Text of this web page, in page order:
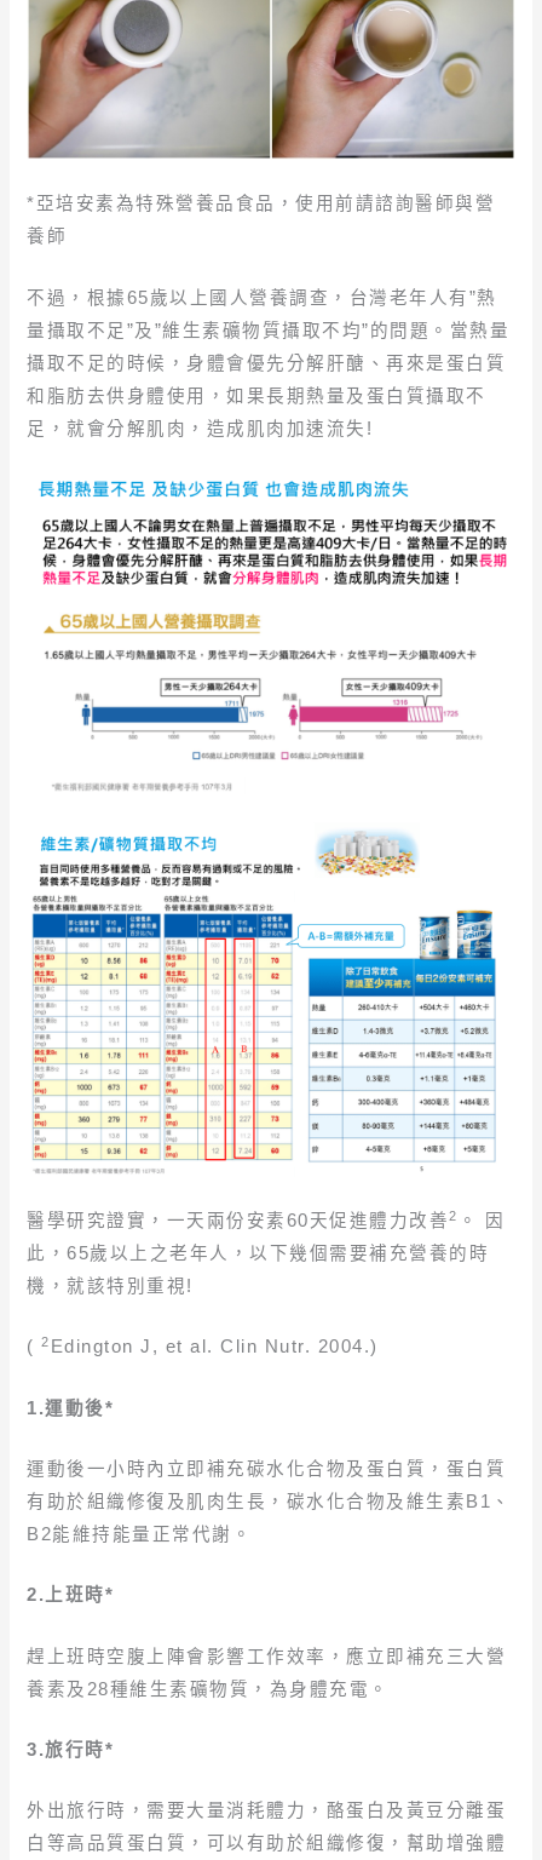
*亞培安素為特殊營養品食品，使用前請諮詢醫師與營
養師
不過，根據65歲以上國人營養調查，台灣老年人有”熱
量攝取不足”及”維生素礦物質攝取不均”的問題。當熱量
攝取不足的時候，身體會優先分解肝醣、再來是蛋白質
和脂肪去供身體使用，如果長期熱量及蛋白質攝取不
足，就會分解肌肉，造成肌肉加速流失!
醫學研究證實，一天兩份安素60天促進體力改善2 。 因
此，65歲以上之老年人，以下幾個需要補充營養的時
機，就該特別重視!
(2 Edington J, et al. Clin Nutr. 2004.)
1.運動後*
運動後一小時內立即補充碳水化合物及蛋白質，蛋白質
有助於組織修復及肌肉生長，碳水化合物及維生素B1、
B2能維持能量正常代謝。
2.上班時*
趕上班時空腹上陣會影響工作效率，應立即補充三大營
養素及28種維生素礦物質，為身體充電。
3.旅行時*
外出旅行時，需要大量消耗體力，酪蛋白及黃豆分離蛋
白等高品質蛋白質，可以有助於組織修復，幫助增強體